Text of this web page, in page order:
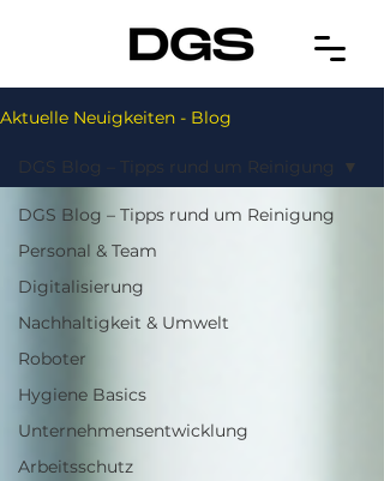
Aktuelle Neuigkeiten - Blog
DGS Blog – Tipps rund um Reinigung
Personal & Team
Digitalisierung
Nachhaltigkeit & Umwelt
Roboter
Hygiene Basics
Unternehmensentwicklung
Arbeitsschutz
DGS Blog – Tipps rund um Reinigung